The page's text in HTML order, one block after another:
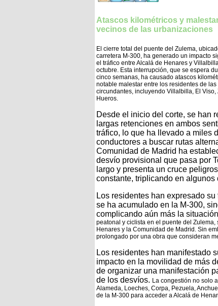
Atascos kilométricos y
vecinos de las urbanizaciones
El cierre total del puente del Zulema,
carretera M-300, ha generado un impacto
el tráfico entre Alcalá de Henares y
octubre. Esta interrupción, que se espera
cinco semanas, ha causado atascos
notable malestar entre los residentes de las
circundantes, incluyendo Villalbilla, El Viso,
Hueros.
Desde el inicio del corte, se han
largas retenciones en ambos
tráfico, lo que ha llevado a miles
conductores a buscar rutas
Comunidad de Madrid ha
desvío provisional que pasa por
largo y presenta un cruce
constante, triplicando en
Los residentes han expresado
se ha acumulado en la M-300,
complicando aún más la
peatonal y ciclista en el puente del
Henares y la Comunidad de Madrid. Sin
prolongado por una obra que consideran
Los residentes han manifestado
impacto en la movilidad de más
de organizar una manifestación
de los desvíos. La congestión no solo
Alameda, Loeches, Corpa, Pezuela,
de la M-300 para acceder a Alcalá de